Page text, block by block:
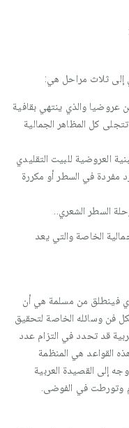
إلى ثلاث مراحل هي:
عروضيا والذي ينتهي بقافية
كل المظاهر الجمالية
العروضية للبيت التقليدي
مفردة في السطر أو مكررة
السطر الشعري..
الخاصة والتي يعد
فينطلق من مسلمة هي أن
لكل فن وسائله الخاصة لتحقيق
قد تحدد في التزام عدد
القواعد هي المنظمة
إلى القصيدة العربية
وتورطت في الفوضى.